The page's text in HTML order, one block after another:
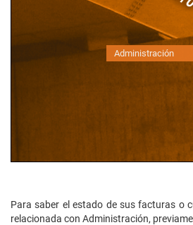
Administración
Para saber el estado de sus facturas o
relacionada con Administración,